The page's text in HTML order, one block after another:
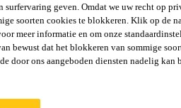
Vloeren
Verlijmen en
Afdichten
surfervaring geven. Omdat we uw recht op
soorten cookies te blokkeren. Klik op de
meer informatie en om onze
bewust dat het blokkeren van sommige
door ons aangeboden diensten nadelig kan